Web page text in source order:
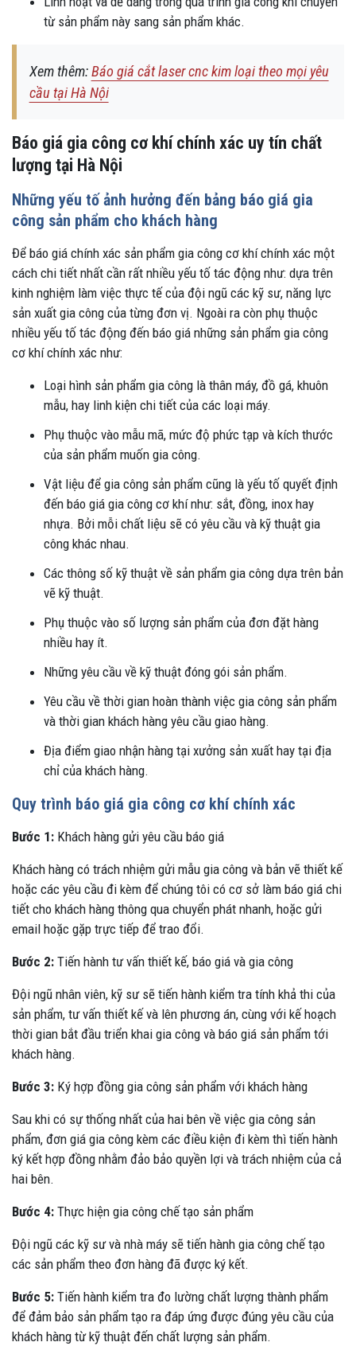
từ sản phẩm này sang sản phẩm khác.
Xem thêm:Báo giá cắt laser cnc kim loại theo mọi yêu
cầu tại Hà Nội
Báo giá gia công cơ khí chính xác uy tín chất
lượng tại Hà Nội
Những yếu tố ảnh hưởng đến bảng báo giá gia
công sản phẩm cho khách hàng
Để báo giá chính xác sản phẩm gia công cơ khí chính xác một
cách chi tiết nhất cần rất nhiều yếu tố tác động như: dựa trên
kinh nghiệm làm việc thực tế của đội ngũ các kỹ sư, năng lực
sản xuất gia công của từng đơn vị. Ngoài ra còn phụ thuộc
nhiều yếu tố tác động đến báo giá những sản phẩm gia công
cơ khí chính xác như:
Loại hình sản phẩm gia công là thân máy, đồ gá, khuôn
mẫu, hay linh kiện chi tiết của các loại máy.
Phụ thuộc vào mẫu mã, mức độ phức tạp và kích thước
của sản phẩm muốn gia công.
Vật liệu để gia công sản phẩm cũng là yếu tố quyết định
đến báo giá gia công cơ khí như: sắt, đồng, inox hay
nhựa. Bởi mỗi chất liệu sẽ có yêu cầu và kỹ thuật gia
công khác nhau.
Các thông số kỹ thuật về sản phẩm gia công dựa trên bản
vẽ kỹ thuật.
Phụ thuộc vào số lượng sản phẩm của đơn đặt hàng
nhiều hay ít.
Những yêu cầu về kỹ thuật đóng gói sản phẩm.
Yêu cầu về thời gian hoàn thành việc gia công sản phẩm
và thời gian khách hàng yêu cầu giao hàng.
Địa điểm giao nhận hàng tại xưởng sản xuất hay tại địa
chỉ của khách hàng.
Quy trình báo giá gia công cơ khí chính xác
Bước 1: Khách hàng gửi yêu cầu báo giá
Khách hàng có trách nhiệm gửi mẫu gia công và bản vẽ thiết kế
hoặc các yêu cầu đi kèm để chúng tôi có cơ sở làm báo giá chi
tiết cho khách hàng thông qua chuyển phát nhanh, hoặc gửi
email hoặc gặp trực tiếp để trao đổi.
Bước 2: Tiến hành tư vấn thiết kế, báo giá và gia công
Đội ngũ nhân viên, kỹ sư sẽ tiến hành kiểm tra tính khả thi của
sản phẩm, tư vấn thiết kế và lên phương án, cùng với kế hoạch
thời gian bắt đầu triển khai gia công và báo giá sản phẩm tới
khách hàng.
Bước 3: Ký hợp đồng gia công sản phẩm với khách hàng
Sau khi có sự thống nhất của hai bên về việc gia công sản
phẩm, đơn giá gia công kèm các điều kiện đi kèm thì tiến hành
ký kết hợp đồng nhằm đảo bảo quyền lợi và trách nhiệm của cả
hai bên.
Bước 4: Thực hiện gia công chế tạo sản phẩm
Đội ngũ các kỹ sư và nhà máy sẽ tiến hành gia công chế tạo
các sản phẩm theo đơn hàng đã được ký kết.
Bước 5: Tiến hành kiểm tra đo lường chất lượng thành phẩm
để đảm bảo sản phẩm tạo ra đáp ứng được đúng yêu cầu của
khách hàng từ kỹ thuật đến chất lượng sản phẩm.